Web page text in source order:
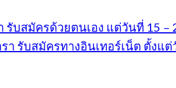
บสมัครด้วยตนเอง แต่วันที่ 15 –
รับสมัครทางอินเทอร์เน็ต ตั้งแ